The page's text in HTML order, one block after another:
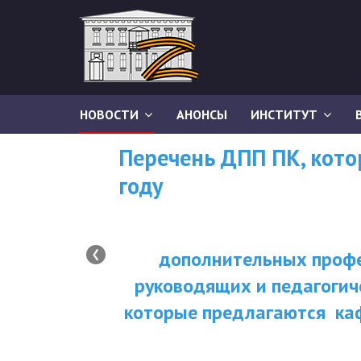
НОВОСТИ АНОНСЫ ИНСТИТУТ
Перечень ДПП ПК,
году
дополнительных
руководящих и
которые предлагаются
‹